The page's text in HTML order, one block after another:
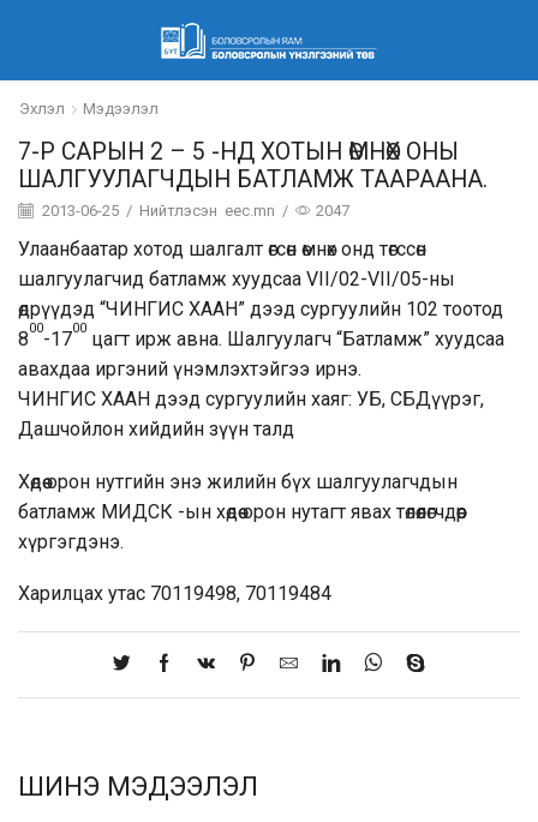
Эхлэл Мэдээлэл
7-Р САРЫН 2 – 5 -НД ХОТЫН ӨМНӨХ ОНЫ
ШАЛГУУЛАГЧДЫН БАТЛАМЖ ТААРААНА.
2013-06-25 / Нийтлэсэн eec.mn / 2047
Улаанбаатар хотод шалгалт өгсөн өмнөх онд төгссөн
шалгуулагчид батламж хуудсаа VII/02-VII/05-ны
өдрүүдэд “ЧИНГИС ХААН” дээд сургуулийн 102 тоотод
800-1700 цагт ирж авна. Шалгуулагч “Батламж” хуудсаа
авахдаа иргэний үнэмлэхтэйгээ ирнэ.
ЧИНГИС ХААН дээд сургуулийн хаяг: УБ, СБДүүрэг,
Дашчойлон хийдийн зүүн талд
Хөдөө орон нутгийн энэ жилийн бүх шалгуулагчдын
батламж МИДСК -ын хөдөө орон нутагт явах төлөөлөгчдөөр
хүргэгдэнэ.
Харилцах утас 70119498, 70119484
ШИНЭ МЭДЭЭЛЭЛ